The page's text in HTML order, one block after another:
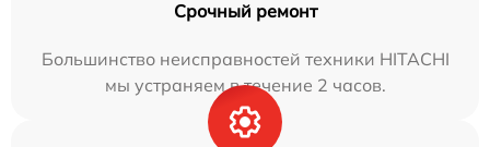
Срочный ремонт
Большинство неисправностей техники HITACHI
мы устраняем в течение 2 часов.